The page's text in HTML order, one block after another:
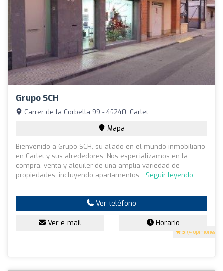
Grupo SCH
5 (4 opiniones)
Carrer de la Corbella 99 - 46240, Carlet
Mapa
Bienvenido a Grupo SCH, su aliado en el mundo inmobiliario
en Carlet y sus alrededores. Nos especializamos en la
compra, venta y alquiler de una amplia variedad de
propiedades, incluyendo apartamentos... Seguir leyendo
Ver teléfono
Ver e-mail Horario